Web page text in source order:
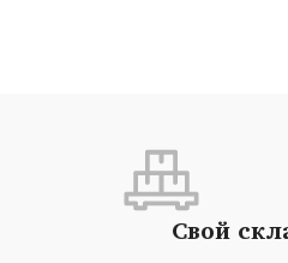
Свой